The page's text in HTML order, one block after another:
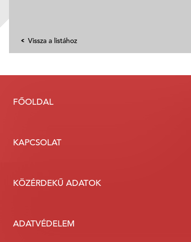
Vissza a listához
FŐOLDAL
KAPCSOLAT
KÖZÉRDEKŰ ADATOK
ADATVÉDELEM